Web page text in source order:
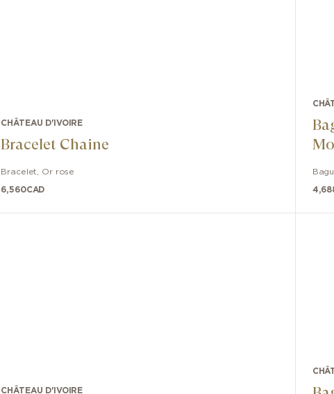
CHÂTEAU D'IVOIRE
Bracelet Chaine
Bracelet Or rose
6,560CAD
CHÂTEAU D'IVOIRE